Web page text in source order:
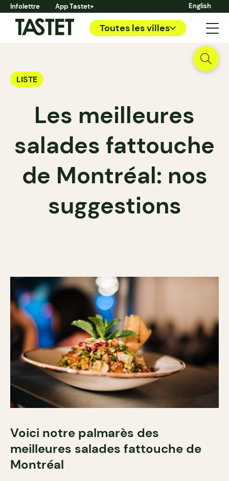
Infolettre App Tastet+ English
Toutes les villes
LISTE
Les meilleures
salades fattouche
de Montréal: nos
suggestions
Voici notre palmarès des
meilleures salades fattouche de
Montréal